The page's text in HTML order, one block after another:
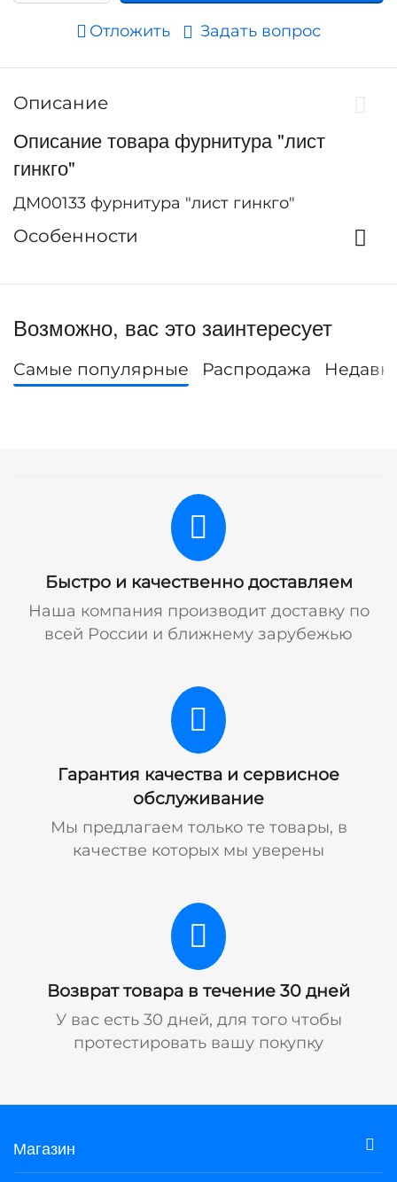
Отложить Задать вопрос
Описание
Описание товара фурнитура "лист
гинкго"
ДМ00133 фурнитура "лист гинкго"
Особенности
Возможно, вас это заинтересует
Самые популярные Распродажа
Быстро и качественно доставляем
Наша компания производит доставку по
всей России и ближнему зарубежью
Гарантия качества и сервисное
обслуживание
Мы предлагаем только те товары, в
качестве которых мы уверены
Возврат товара в течение 30 дней
У вас есть 30 дней, для того чтобы
протестировать вашу покупку
Магазин